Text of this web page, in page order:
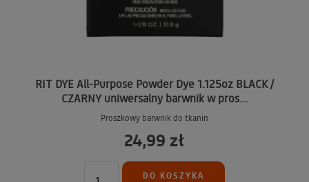
RIT DYE All-Purpose Powder Dye 1.125oz BLACK /
CZARNY uniwersalny barwnik w pros...
Proszkowy barwnik do tkanin
24,99 zł
DO KOSZYKA